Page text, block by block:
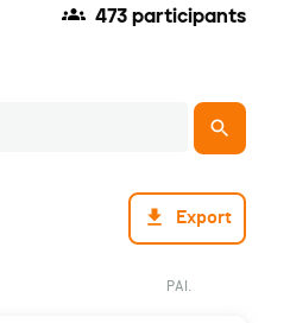
473 participants
Export
PAI.